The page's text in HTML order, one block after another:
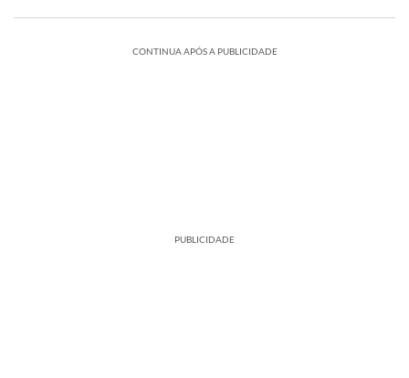
CONTINUA APÓS A PUBLICIDADE
PUBLICIDADE